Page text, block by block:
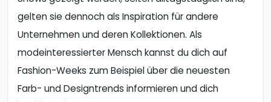
Farb- und Designtrends informieren und dich
inspirieren lassen.
Bekannte Designermarken